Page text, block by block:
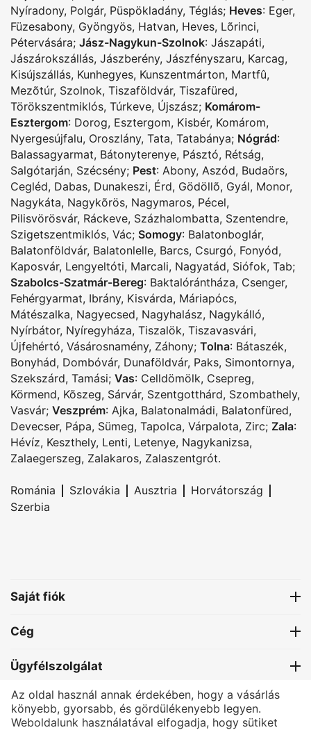
Nyíradony, Polgár, Püspökladány, Téglás; Heves: Eger,
Füzesabony, Gyöngyös, Hatvan, Heves, Lõrinci,
Pétervására; Jász-Nagykun-Szolnok: Jászapáti,
Jászárokszállás, Jászberény, Jászfényszaru, Karcag,
Kisújszállás, Kunhegyes, Kunszentmárton, Martfû,
Mezõtúr, Szolnok, Tiszaföldvár, Tiszafüred,
Törökszentmiklós, Túrkeve, Újszász; Komárom-
Esztergom: Dorog, Esztergom, Kisbér, Komárom,
Nyergesújfalu, Oroszlány, Tata, Tatabánya; Nógrád:
Balassagyarmat, Bátonyterenye, Pásztó, Rétság,
Salgótarján, Szécsény; Pest: Abony, Aszód, Budaörs,
Cegléd, Dabas, Dunakeszi, Érd, Gödöllõ, Gyál, Monor,
Nagykáta, Nagykõrös, Nagymaros, Pécel,
Pilisvörösvár, Ráckeve, Százhalombatta, Szentendre,
Szigetszentmiklós, Vác; Somogy: Balatonboglár,
Balatonföldvár, Balatonlelle, Barcs, Csurgó, Fonyód,
Kaposvár, Lengyeltóti, Marcali, Nagyatád, Siófok, Tab;
Szabolcs-Szatmár-Bereg: Baktalórántháza, Csenger,
Fehérgyarmat, Ibrány, Kisvárda, Máriapócs,
Mátészalka, Nagyecsed, Nagyhalász, Nagykálló,
Nyírbátor, Nyíregyháza, Tiszalök, Tiszavasvári,
Újfehértó, Vásárosnamény, Záhony; Tolna: Bátaszék,
Bonyhád, Dombóvár, Dunaföldvár, Paks, Simontornya,
Szekszárd, Tamási; Vas: Celldömölk, Csepreg,
Körmend, Kõszeg, Sárvár, Szentgotthárd, Szombathely,
Vasvár; Veszprém: Ajka, Balatonalmádi, Balatonfüred,
Devecser, Pápa, Sümeg, Tapolca, Várpalota, Zirc; Zala:
Hévíz, Keszthely, Lenti, Letenye, Nagykanizsa,
Zalaegerszeg, Zalakaros, Zalaszentgrót.
Románia | Szlovákia | Ausztria | Horvátország |
Szerbia
Saját fiók
Cég
Ügyfélszolgálat
Kapcsolat
Az oldal használ annak érdekében, hogy a vásárlás
könyebb, gyorsabb, és gördülékenyebb legyen.
Weboldalunk használatával elfogadja, hogy sütiket